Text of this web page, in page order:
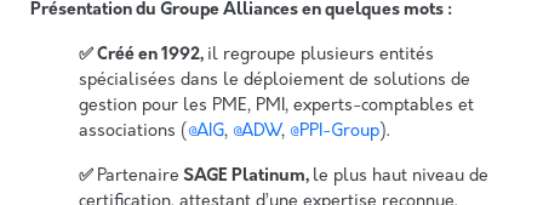
Présentation du Groupe Alliances en quelques mots :
✅ Créé en 1992, il regroupe plusieurs entités
spécialisées dans le déploiement de solutions de
gestion pour les PME, PMI, experts-comptables et
associations ( @AIG, @ADW, @PPI-Group ).
✅ Partenaire SAGE Platinum, le plus haut niveau de